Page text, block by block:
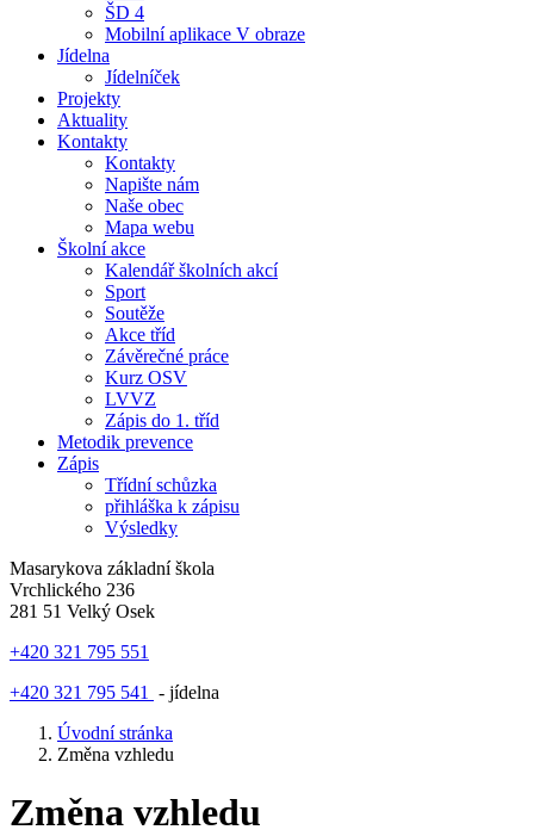
ŠD 4
Mobilní aplikace V obraze
Jídelna
Jídelníček
Projekty
Aktuality
Kontakty
Kontakty
Napište nám
Naše obec
Mapa webu
Školní akce
Kalendář školních akcí
Sport
Soutěže
Akce tříd
Závěrečné práce
Kurz OSV
LVVZ
Zápis do 1. tříd
Metodik prevence
Zápis
Třídní schůzka
přihláška k zápisu
Výsledky
Masarykova základní škola
Vrchlického 236
281 51 Velký Osek
+420 321 795 551
+420 321 795 541
- jídelna
Úvodní stránka
Změna vzhledu
Změna vzhledu